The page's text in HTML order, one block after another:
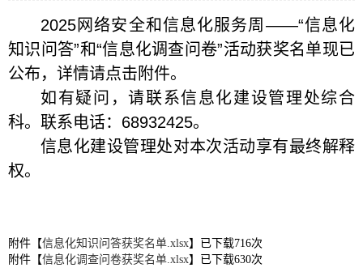
2025网络安全和信息化服务周——“信息化
知识问答”和“信息化调查问卷”活动获奖名单现已
公布，详情请点击附件。
如有疑问，请联系信息化建设管理处综合
科。联系电话：68932425。
信息化建设管理处对本次活动享有最终解释
权。
附件【信息化知识问答获奖名单.xlsx】已下载716次
附件【信息化调查问卷获奖名单.xlsx】已下载630次